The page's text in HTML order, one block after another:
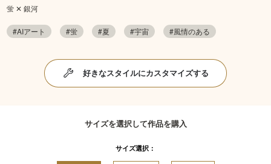
蛍 ✕ 銀河
#AIアート #蛍 #夏 #宇宙 #風情のある
好きなスタイルにカスタマイズする
サイズを選択して作品を購入
サイズ選択：